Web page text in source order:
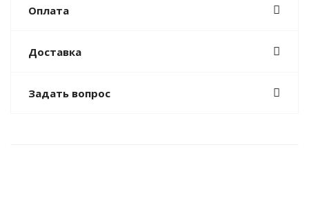
Оплата
Доставка
Задать вопрос